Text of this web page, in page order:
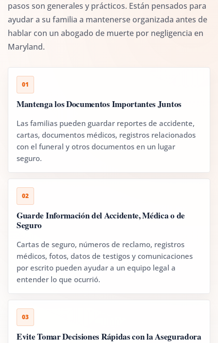
pasos son generales y prácticos. Están pensados para
ayudar a su familia a mantenerse organizada antes de
hablar con un abogado de muerte por negligencia en
Maryland.
01
Mantenga los Documentos Importantes Juntos
Las familias pueden guardar reportes de accidente,
cartas, documentos médicos, registros relacionados
con el funeral y otros documentos en un lugar
seguro.
02
Guarde Información del Accidente, Médica o de
Seguro
Cartas de seguro, números de reclamo, registros
médicos, fotos, datos de testigos y comunicaciones
por escrito pueden ayudar a un equipo legal a
entender lo que ocurrió.
03
Evite Tomar Decisiones Rápidas con la Aseguradora